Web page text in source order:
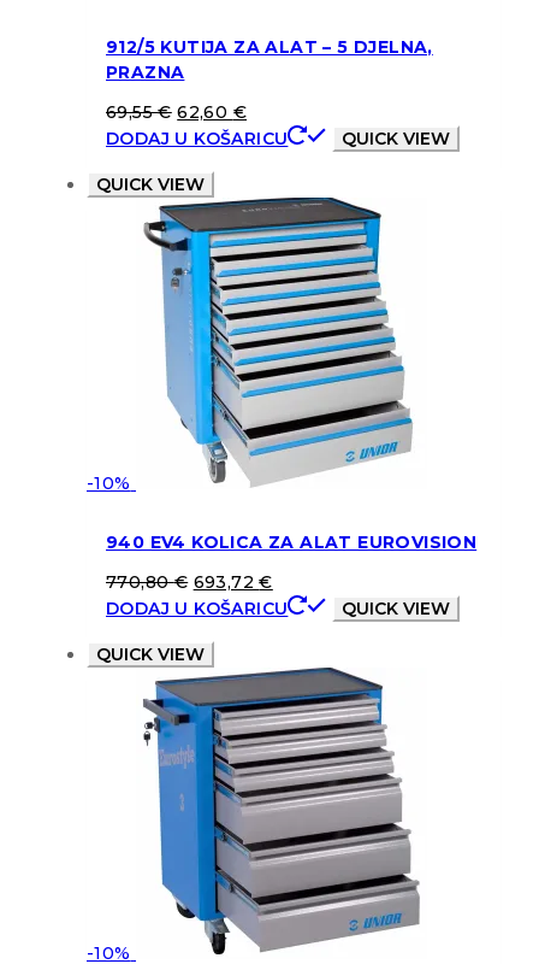
912/5 KUTIJA ZA ALAT – 5 DJELNA,
PRAZNA
69,55€ 62,60 €
DODAJ U KOŠARICU
QUICK VIEW
QUICK VIEW
-10%
940 EV4 KOLICA ZA ALAT EUROVISION
770,80€ 693,72€
DODAJ U KOŠARICU
QUICK VIEW
QUICK VIEW
-10%